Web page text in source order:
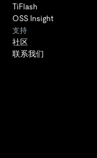
TiFlash
OSS Insight
支持
社区
联系我们